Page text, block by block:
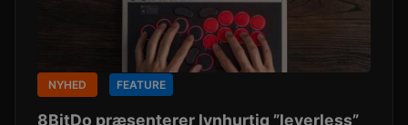
NYHED FEATURE
8BitDo præsenterer lynhurtig ”leverless”